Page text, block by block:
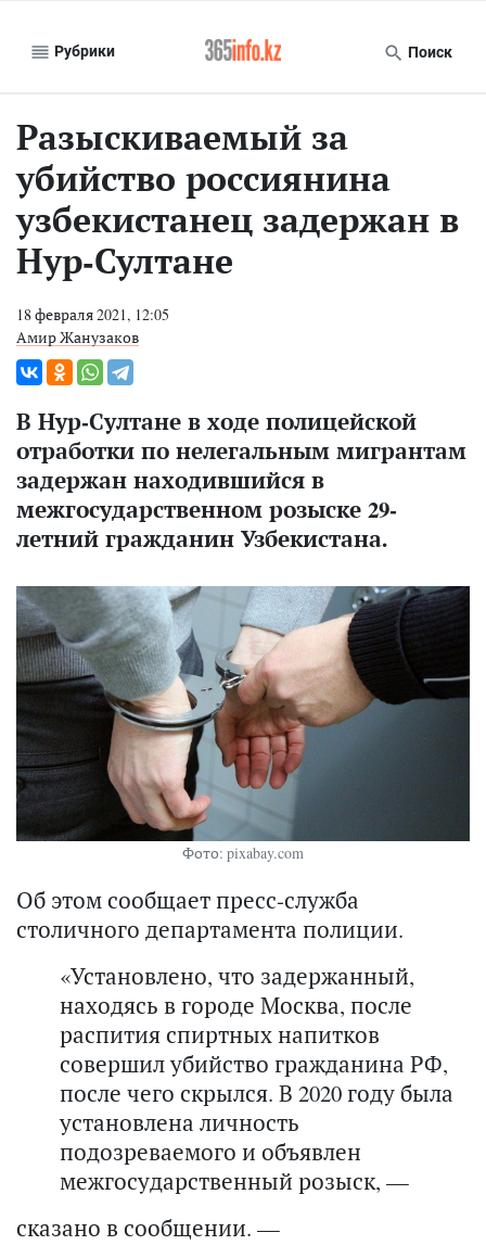
Рубрики Поиск
Разыскиваемый за
убийство россиянина
узбекистанец задержан в
Нур-Султане
18 февраля 2021, 12:05
Амир Жанузаков
В Нур-Султане в ходе полицейской
отработки по нелегальным мигрантам
задержан находившийся в
межгосударственном розыске 29-
летний гражданин Узбекистана.
Фото: pixabay.com
Об этом сообщает пресс-служба
столичного департамента полиции.
«Установлено, что задержанный,
находясь в городе Москва, после
распития спиртных напитков
совершил убийство гражданина РФ,
после чего скрылся. В 2020 году была
установлена личность
подозреваемого и объявлен
межгосударственный розыск, —
сказано в сообщении. —